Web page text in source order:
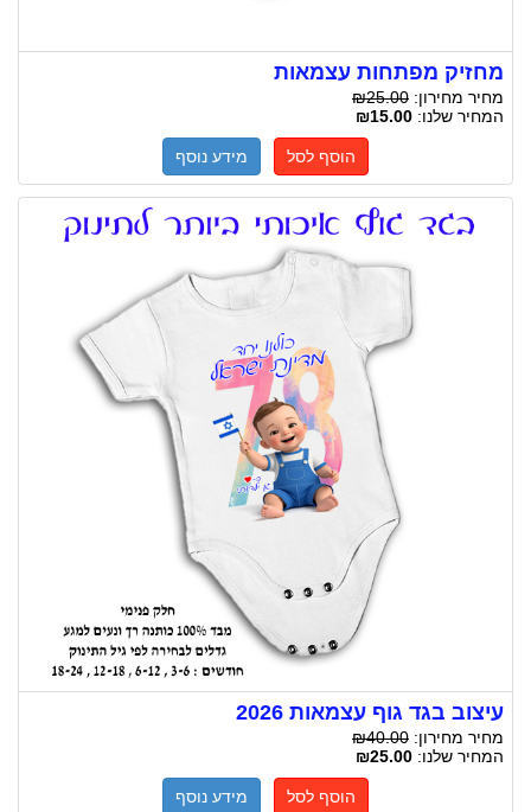
מחזיק מפתחות עצמאות
מחיר מחירון: ₪25.00
המחיר שלנו: ₪15.00
הוסף לסל מידע נוסף
עיצוב בגד גוף עצמאות 2026
מחיר מחירון: ₪40.00
המחיר שלנו: ₪25.00
הוסף לסל מידע נוסף